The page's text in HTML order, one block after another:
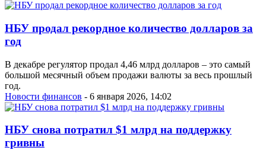
НБУ продал рекордное количество долларов за
год
В декабре регулятор продал 4,46 млрд долларов – это самый
большой месячный объем продажи валюты за весь прошлый
год.
Новости финансов - 6 января 2026, 14:02
НБУ снова потратил $1 млрд на поддержку
гривны